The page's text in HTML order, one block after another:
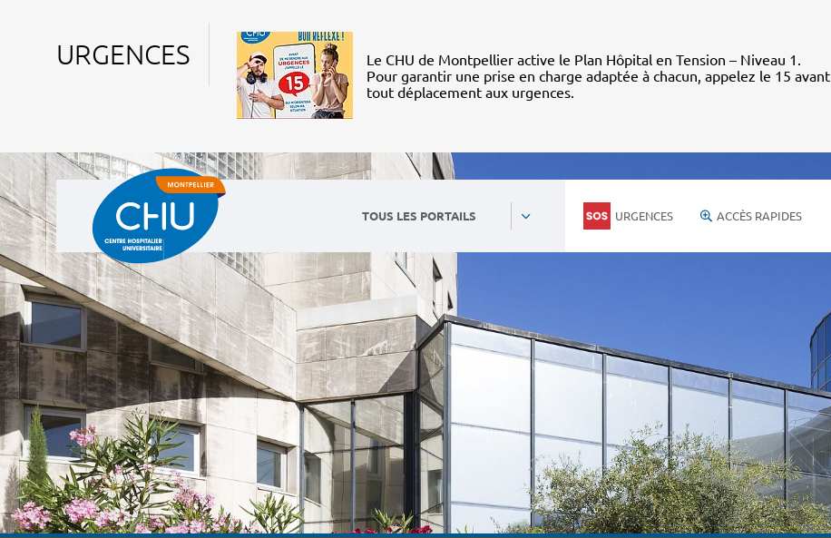
URGENCES
Le CHU de Montpellier active le Plan Hôpital en Tension – Niveau 1.
Pour garantir une prise en charge adaptée à chacun, appelez le 15 avant
tout déplacement aux urgences.
TOUS LES PORTAILS URGENCES ACCÈS RAPIDES